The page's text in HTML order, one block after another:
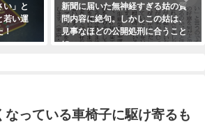
い」と
若い運
！
新聞に届いた無神経すぎる姑の質
問内容に絶句。しかしこの姑は、
見事なほどの公開処刑に合うこと
に・・・
なっている車椅子に駆け寄るも